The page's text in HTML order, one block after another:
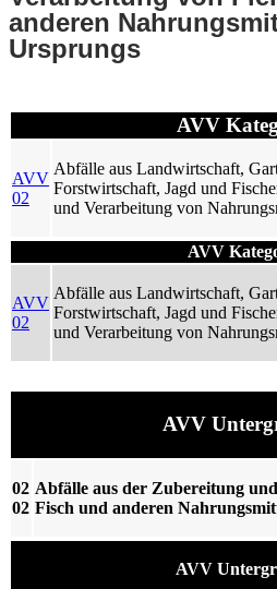
anderen
Ursprungs
AVV
AVV
02
Abfälle aus Landwirtschaft,
Forstwirtschaft, Jagd und
und Verarbeitung von
AVV
AVV
02
Abfälle aus Landwirtschaft,
Forstwirtschaft, Jagd und
und Verarbeitung von
AVV
02
02
Abfälle aus der Zubereitung
Fisch und anderen
AVV